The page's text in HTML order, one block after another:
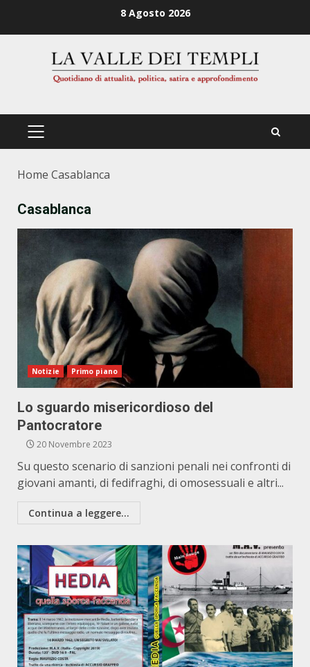
8 Agosto 2026
PRIMÄRES
Home Casablanca
Casablanca
Notizie Primo piano
Lo sguardo misericordioso del
Pantocratore
20 Novembre 2023
Su questo scenario di sanzioni penali nei confronti di
giovani amanti, di fedifraghi, di omosessuali e altri...
Continua a leggere...